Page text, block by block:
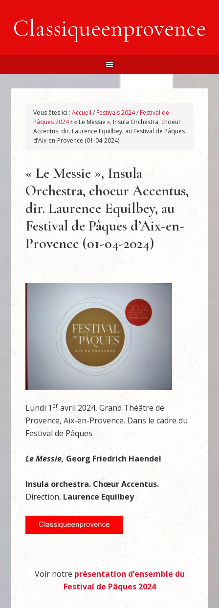
Classiqueenprovence
Vous êtes ici :Accueil / Festivals 2024/ Festival de
Pâques 2024/ « Le Messie », Insula Orchestra, choeur
Accentus, dir. Laurence Equilbey, au Festival de Pâques
d’Aix-en-Provence (01-04-2024)
« Le Messie », Insula
Orchestra, choeur Accentus,
dir. Laurence Equilbey, au
Festival de Pâques d’Aix-en-
Provence (01-04-2024)
Lundi 1er avril 2024, Grand Théâtre de
Provence, Aix-en-Provence. Dans le cadre du
Festival de Pâques
Le Messie, Georg Friedrich Haendel
Insula orchestra. Chœur Accentus.
Direction, Laurence Equilbey
Voir notre présentation d’ensemble du
Festival de Pâques 2024